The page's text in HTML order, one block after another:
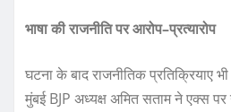
भाषा की राजनीति पर आरोप–प्रत्यारोप
घटना के बाद राजनीतिक प्रतिक्रियाए
मुंबई BJP अध्यक्ष अमित सताम ने एक्स